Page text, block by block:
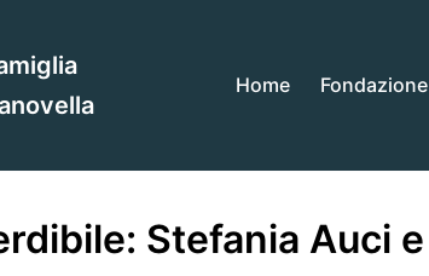
Home Fondazione
Stefania Auci e